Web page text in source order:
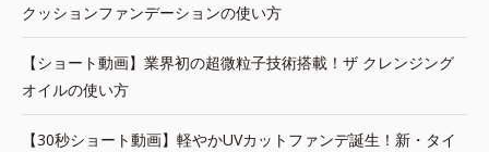
クッションファンデーションの使い方
【ショート動画】業界初の超微粒子技術搭載！ザ クレンジング
オイルの使い方
【30秒ショート動画】軽やかUVカットファンデ誕生！新・タイ